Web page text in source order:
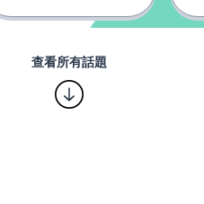
查看所有話題